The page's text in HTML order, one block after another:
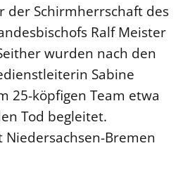
der Schirmherrschaft des
Ralf Meister
wurden nach den
Sabine
25-köpfigen Team etwa
Tod begleitet.
Niedersachsen-Bremen